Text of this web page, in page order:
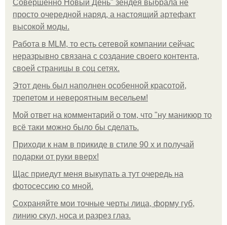
Совершенно Новый День" зендея выбрала не
просто очередной наряд, а настоящий артефакт
высокой моды.
Работа в MLM, то есть сетевой компании сейчас
неразрывно связана с создание своего контента,
своей страницы в соц сетях.
Этот день был наполнен особенной красотой,
трепетом и невероятным весельем!
Мой ответ на комментарий о том, что "ну маникюр то
всё таки можно было бы сделать.
Приходи к нам в прикиде в стиле 90 х и получай
подарки от руки вверх!
Щас приедут меня выкупать а тут очередь на
фотосессию со мной.
Сохраняйте мои точные черты лица, форму губ,
линию скул, носа и разрез глаз.